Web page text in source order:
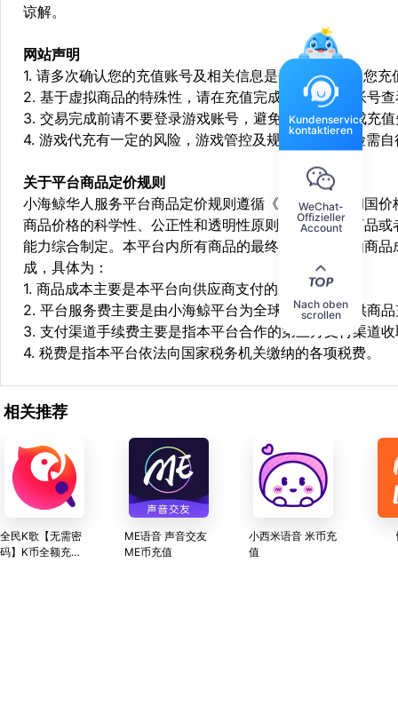
谅解。
网站声明
1. 请多次确认您的充值账号及相关信息是否正确，如因您
2. 基于虚拟商品的特殊性，请在充值完成后登陆您的帐号
3. 交易完成前请不要登录游戏账号，避免由于顶号造成充
4. 游戏代充有一定的风险，游戏管控及规则处罚等风险需
关于平台商品定价规则
小海鲸华人服务平台商品定价规则遵循《中华人民共和国
商品价格的科学性、公正性和透明性原则，依据相关商品
能力综合制定。本平台内所有商品的最终销售价格均由商
成，具体为：
1. 商品成本主要是本平台向供应商支付的采购成本；
2. 平台服务费主要是由小海鲸平台为全球华人用户提供商
3. 支付渠道手续费主要是指本平台合作的第三方支付渠道
4. 税费是指本平台依法向国家税务机关缴纳的各项税费。
相关推荐
全民K歌【无需密
码】K币全额充值
ME语音 声音交友
ME币充值
小西米语音 米币充
值
Kundenservice
kontaktieren
WeChat-
Offizieller
Account
Nach oben
scrollen